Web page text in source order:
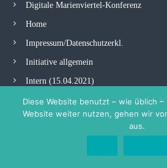
Digitale Marienviertel-Konferenz
Home
Impressum/Datenschutzerkl.
Initiative allgemein
Intern (15.04.2021)
Konferenz
Kontakt
Diese Website benutzt – wie üblich –
Website weiter nutzen, gehen wir
aus.